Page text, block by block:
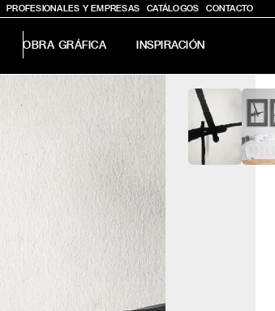
PROFESIONALES Y EMPRESAS CATÁLOGOS CONTACTO
OBRA GRÁFICA INSPIRACIÓN